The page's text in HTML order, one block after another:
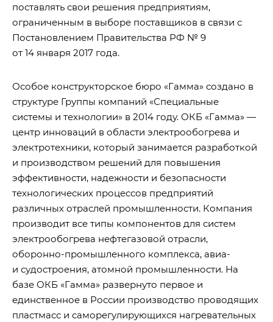
поставлять свои решения предприятиям,
ограниченным в выборе поставщиков в связи с
Постановлением Правительства РФ № 9
от 14 января 2017 года.
Особое конструкторское бюро «Гамма» создано в
структуре Группы компаний «Специальные
системы и технологии» в 2014 году. ОКБ «Гамма» —
центр инноваций в области электрообогрева и
электротехники, который занимается разработкой
и производством решений для повышения
эффективности, надежности и безопасности
технологических процессов предприятий
различных отраслей промышленности. Компания
производит все типы компонентов для систем
электрообогрева нефтегазовой отрасли,
оборонно-промышленного комплекса, авиа-
и судостроения, атомной промышленности. На
базе ОКБ «Гамма» развернуто первое и
единственное в России производство проводящих
пластмасс и саморегулирующихся нагревательных